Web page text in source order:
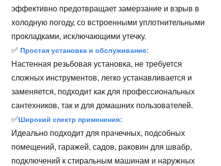
эффективно предотвращает замерзание и взрыв в
холодную погоду, со встроенными уплотнительными
прокладками, исключающими утечку.
✅ Простая установка и обслуживание:
Настенная резьбовая установка, не требуется
сложных инструментов, легко устанавливается и
заменяется, подходит как для профессиональных
сантехников, так и для домашних пользователей.
✅Широкий спектр применения:
Идеально подходит для прачечных, подсобных
помещений, гаражей, садов, раковин для швабр,
подключений к стиральным машинам и наружных